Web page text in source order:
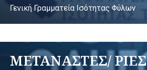
Γενική Γραμματεία Ισότητας Φύλων
ΜΕΤΑΝΑΣΤΕΣ/ ΡΙΕΣ